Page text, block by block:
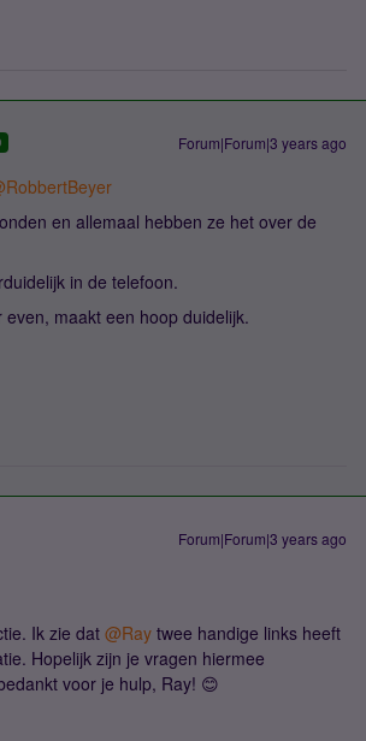
Forum|Forum|3 years ago
en allemaal hebben ze het over de
in de telefoon.
even, maakt een hoop duidelijk.
Forum|Forum|3 years ago
Ik zie dat @Ray twee handige links heeft
Hopelijk zijn je vragen hiermee
voor je hulp, Ray! 😊